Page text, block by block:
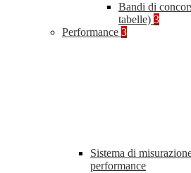
Bandi di
tabelle) 3
Performance 3
Sistema di
performance